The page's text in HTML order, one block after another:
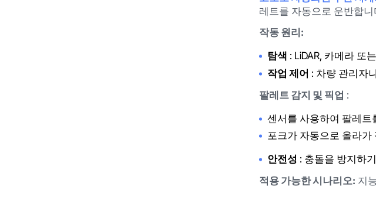
레트를 자동으로 운반합니
작동 원리:
탐색 : LiDAR, 카메라 또
작업 제어 : 차량 관리자
팔레트 감지 및 픽업 :
센서를 사용하여 팔레트
포크가 자동으로 올라
안전성 : 충돌을 방지하
적용 가능한 시나리오: 지